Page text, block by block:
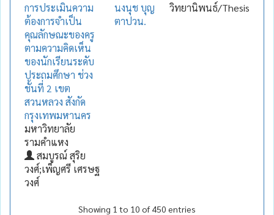
การประเมินความ
ต้องการจำเป็น
คุณลักษณะของครู
ตามความคิดเห็น
ของนักเรียนระดับ
ประถมศึกษา ช่วง
ชั้นที่ 2 เขต
สวนหลวง สังกัด
กรุงเทพมหานคร
มหาวิทยาลัย
รามคำแหง
สมบูรณ์ สุริย
วงศ์;เพ็ญศรี เศรษฐ
วงศ์
นงนุช บุญ
ตาปวน.
วิทยานิพนธ์/Thesis
Showing 1 to 10 of 450 entries